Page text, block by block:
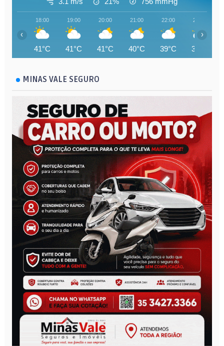
18:00
41°C
19:00
41°C
20:00
41°C
21:00
40°C
22:00
39°C
23:00
38°C
‹ ›
MINAS VALE SEGURO